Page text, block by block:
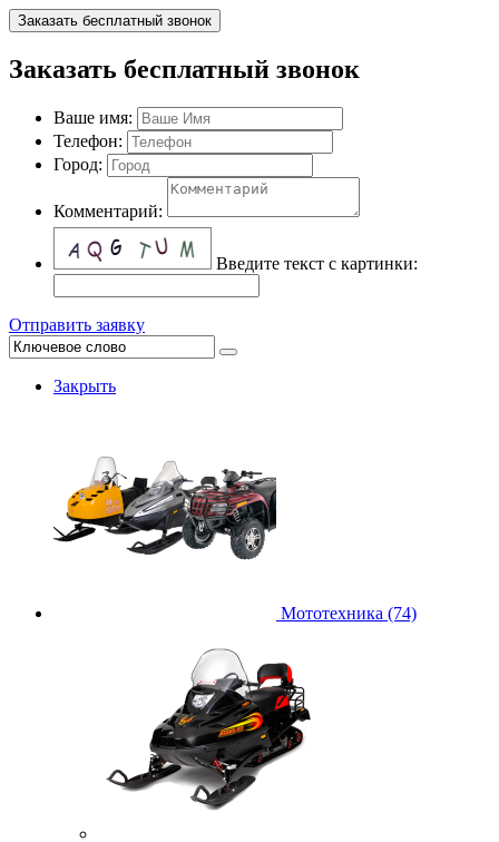
Заказать бесплатный звонок
Заказать бесплатный звонок
Ваше имя:
Телефон:
Город:
Комментарий:
Введите текст с картинки:
Отправить заявку
Закрыть
Мототехника (74)